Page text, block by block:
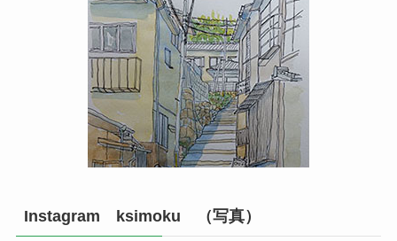
Instagram ksimoku （写真）